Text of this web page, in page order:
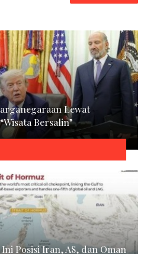
Lewat
Bersalin”
Posisi Iran, AS, dan Oman